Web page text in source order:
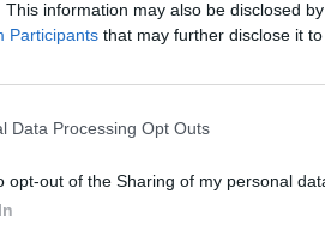
This information may also be disclosed
Participants that may further disclose it
Data Processing Opt Outs
opt-out of the Sharing of my personal
pour incarner
orientation. Benjamin Voisin est
au personnage de Johnny
consacrer à cette mission.